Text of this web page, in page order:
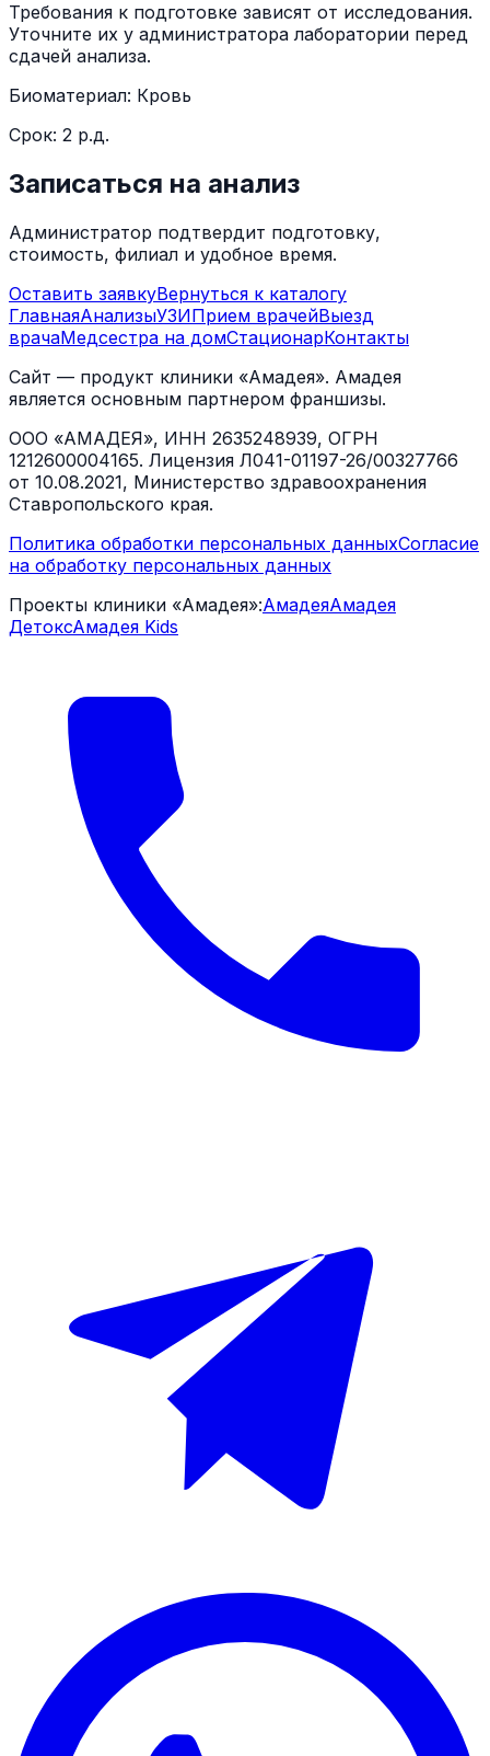
Требования к подготовке зависят от исследования.
Уточните их у администратора лаборатории перед
сдачей анализа.
Биоматериал: Кровь
Срок: 2 р.д.
Записаться на анализ
Администратор подтвердит подготовку,
стоимость, филиал и удобное время.
Оставить заявкуВернуться к каталогу
ГлавнаяАнализыУЗИПрием врачейВыезд
врачаМедсестра на домСтационарКонтакты
Сайт — продукт клиники «Амадея». Амадея
является основным партнером франшизы.
ООО «АМАДЕЯ», ИНН 2635248939, ОГРН
1212600004165. Лицензия Л041-01197-26/00327766
от 10.08.2021, Министерство здравоохранения
Ставропольского края.
Политика обработки персональных данныхСогласие
на обработку персональных данных
Проекты клиники «Амадея»:АмадеяАмадея
ДетоксАмадея Kids